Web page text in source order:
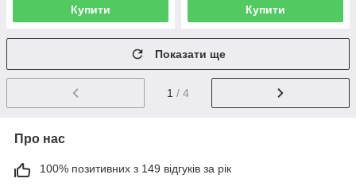
Купити Купити
Показати ще
1 / 4
Про нас
100% позитивних з 149 відгуків за рік